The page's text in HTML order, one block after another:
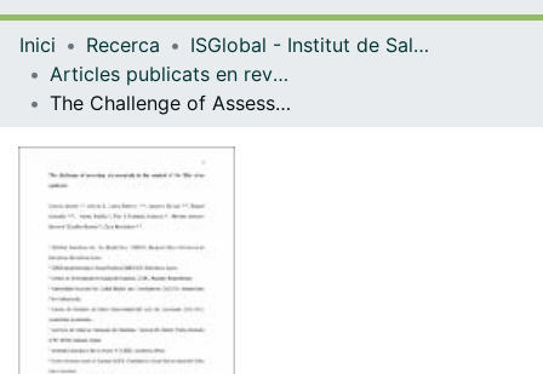
Navega per tot el DD
Inici Recerca
ISGlobal - Institut de Salut Global de Barcelona
Articles publicats en revistes (ISGlobal)
The Challenge of Assessing Microcephaly in the Context of the Zika Virus Epidemic